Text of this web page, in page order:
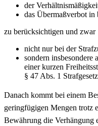
der
das Übermaßverbot in
zu berücksichtigen und zwar
nicht nur bei der
sondern insbesondere
einer kurzen
§ 47 Abs. 1
Danach kommt bei einem
geringfügigen Mengen trotz
Bewährung die Verhängung